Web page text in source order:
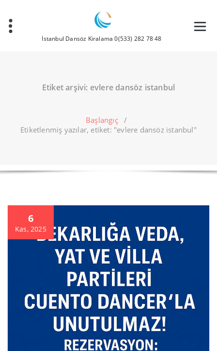
İstanbul Dansöz Kiralama 0(533) 282 78 48
Etiket arşivi: evlere dansöz istanbul
Başlangıç/
Etiketlenmiş yazılar, etiket: "evlere dansöz istanbul"
6
Kas, 2025